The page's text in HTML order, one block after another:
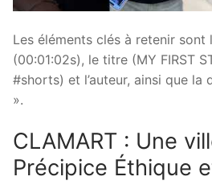
Les éléments clés à retenir sont
(00:01:02s), le titre (MY FIRST
#shorts) et l’auteur, ainsi que la
».
CLAMART : Une
Précipice Éthique